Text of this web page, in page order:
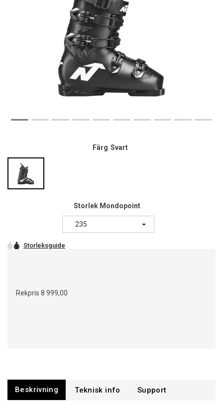
Färg Svart
Storlek Mondopoint
235
Rekpris 8 999,00
Beskrivning Support